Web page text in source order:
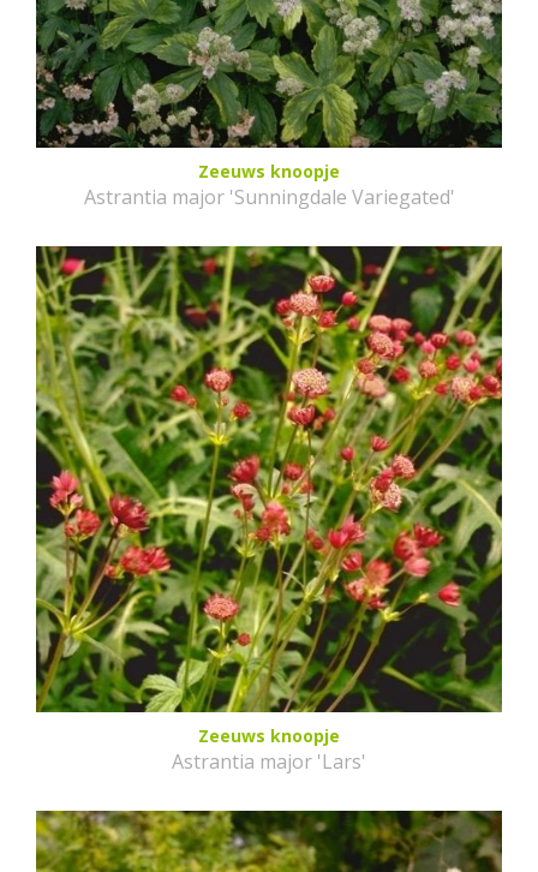
Zeeuws knoopje
Astrantia major 'Sunningdale Variegated'
Zeeuws knoopje
Astrantia major 'Lars'